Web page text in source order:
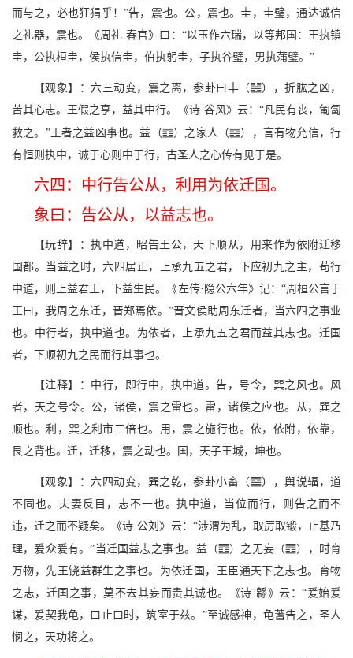
而与之，必也狂狷乎！”告，震也。公，震也。圭，圭璧，通达诚信
之礼器，震也。《周礼·春官》曰：“以玉作六瑞，以等邦国：王执镇
圭，公执桓圭，侯执信圭，伯执躬圭，子执谷璧，男执蒲璧。”
【观象】：六三动变，震之离，参卦曰丰（Z），折肱之凶，
苦其心志。王假之亨，益其中行。《诗·谷风》云：“凡民有丧，匍匐
救之。”王者之益凶事也。益（S）之家人（O），言有物允信，行
有恒则执中，诚于心则中于行，古圣人之心传有见于是。
六四：中行告公从，利用为依迁国。
象曰：告公从，以益志也。
【玩辞】：执中道，昭告王公，天下顺从，用来作为依附迁移
国都。当益之时，六四居正，上承九五之君，下应初九之主，苟行
中道，则上益君王，下益生民。《左传·隐公六年》记：“周桓公言于
王曰，我周之东迁，晋郑焉依。”晋文侯助周东迁者，当六四之事业
也。中行者，执中道也。为依者，上承九五之君而益其志也。迁国
者，下顺初九之民而行其事也。
【注释】：中行，即行中，执中道。告，号令，巽之风也。风
者，天之号令。公，诸侯，震之雷也。雷，诸侯之应也。从，巽之
顺也。利，巽之利市三倍也。用，震之施行也。依，依附，依靠，
艮之背也。迁，迁移，震之动也。国，天子王城，坤也。
【观象】：六四动变，巽之乾，参卦小畜（o），舆说辐，道
不同也。夫妻反目，志不一也。执中道，当位而行，则告之而不
违，迁之而不疑矣。《诗·公刘》云：“涉渭为乱，取厉取锻，止基乃
理，爰众爰有。”当迁国益志之事也。益（S）之无妄（j），时育
万物，先王饶益群生之事也。为依迁国，王臣通天下之志也。育物
之志，迁国之事，莫不去其妄而贵其诚也。《诗·緜》云：“爰始爰
谋，爰契我龟，曰止曰时，筑室于兹。”至诚感神，龟蓍告之，圣人
悯之，天功将之。